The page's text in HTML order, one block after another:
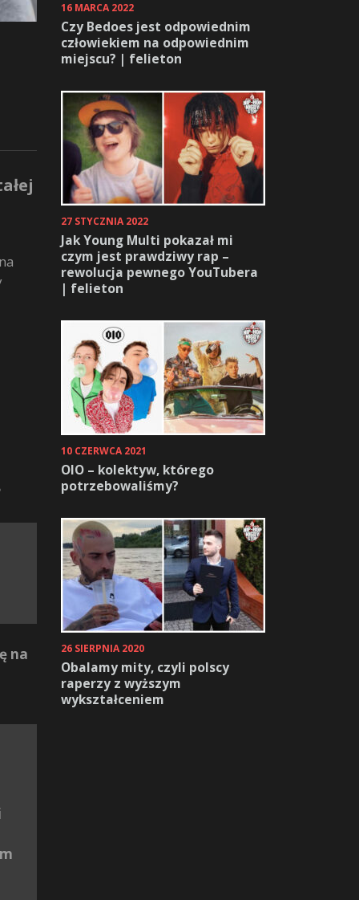
na
16 MARCA 2022
Czy Bedoes jest odpowiednim
człowiekiem na odpowiednim
miejscu? | felieton
27 STYCZNIA 2022
Jak Young Multi pokazał mi
czym jest prawdziwy rap –
rewolucja pewnego YouTubera
| felieton
10 CZERWCA 2021
OIO – kolektyw, którego
potrzebowaliśmy?
26 SIERPNIA 2020
Obalamy mity, czyli polscy
raperzy z wyższym
wykształceniem